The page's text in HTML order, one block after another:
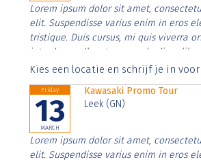
Lorem ipsum dolor sit amet,
elit. Suspendisse varius enim in eros
tristique. Duis cursus, mi quis viverra
interdum nulla, ut commodo diam
Aenean faucibus nibh et justo cursus
Kies een locatie en schrijf je in
Friday
13
MARCH
Kawasaki Promo Tour
Leek (GN)
Lorem ipsum dolor sit amet,
elit. Suspendisse varius enim in eros